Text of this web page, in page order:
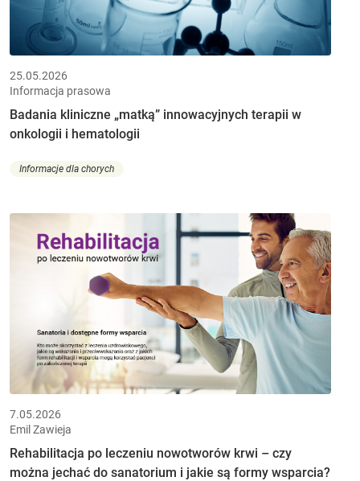
25.05.2026
Informacja prasowa
Badania kliniczne „matką” innowacyjnych terapii w
onkologii i hematologii
Informacje dla chorych
7.05.2026
Emil Zawieja
Rehabilitacja po leczeniu nowotworów krwi – czy
można jechać do sanatorium i jakie są formy wsparcia?